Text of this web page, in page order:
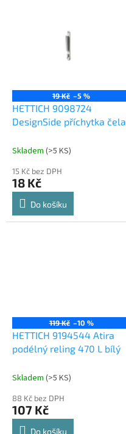
19 Kč –5 %
HETTICH 9098724
DesignSide příchytka čela
Skladem (>5 KS)
15 Kč bez DPH
18 Kč
Do košíku
119 Kč –10 %
HETTICH 9194544 Atira
podélný reling 470 L bílý
Skladem (>5 KS)
88 Kč bez DPH
107 Kč
Do košíku